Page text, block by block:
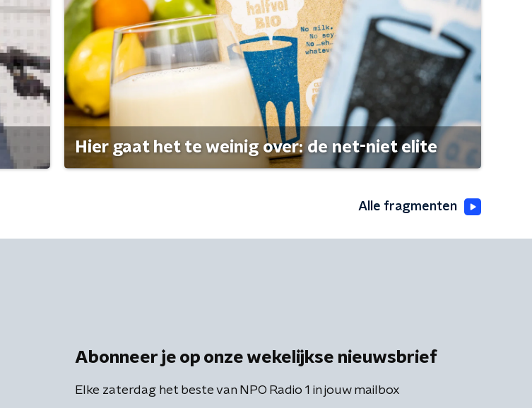
Hier gaat het te weinig over: de net-niet elite
Alle fragmenten
Abonneer je op onze wekelijkse nieuwsbrief
Elke zaterdag het beste van NPO Radio 1 in jouw mailbox